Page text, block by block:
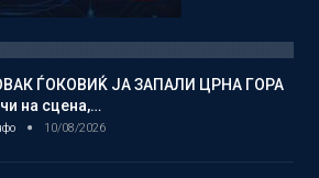
ЃОКОВИЌ ЈА ЗАПАЛИ ЦРНА ГОРА
на сцена,…
10/08/2026